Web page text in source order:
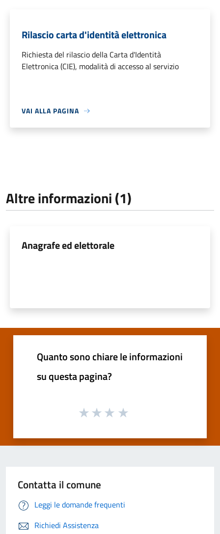
Rilascio carta d'identità elettronica
Richiesta del rilascio della Carta d'Identità
Elettronica (CIE), modalità di accesso al servizio
VAI ALLA PAGINA
Altre informazioni (1)
Anagrafe ed elettorale
Quanto sono chiare le informazioni
su questa pagina?
Contatta il comune
Leggi le domande frequenti
Richiedi Assistenza